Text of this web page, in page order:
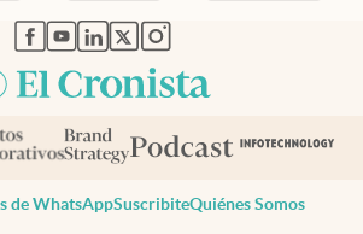
abre en nueva pestaña
abre en nueva pestaña
abre en nueva pestaña
abre en nueva pestaña
abre en nueva pestaña
de WhatsAppSuscribiteQuiénes Somos